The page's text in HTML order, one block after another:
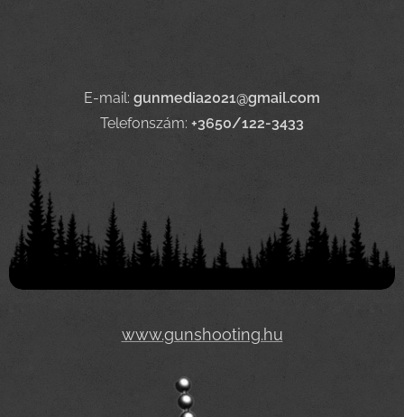
E-mail: gunmedia2021@gmail.com
Telefonszám: +3650/122-3433
www.gunshooting.hu